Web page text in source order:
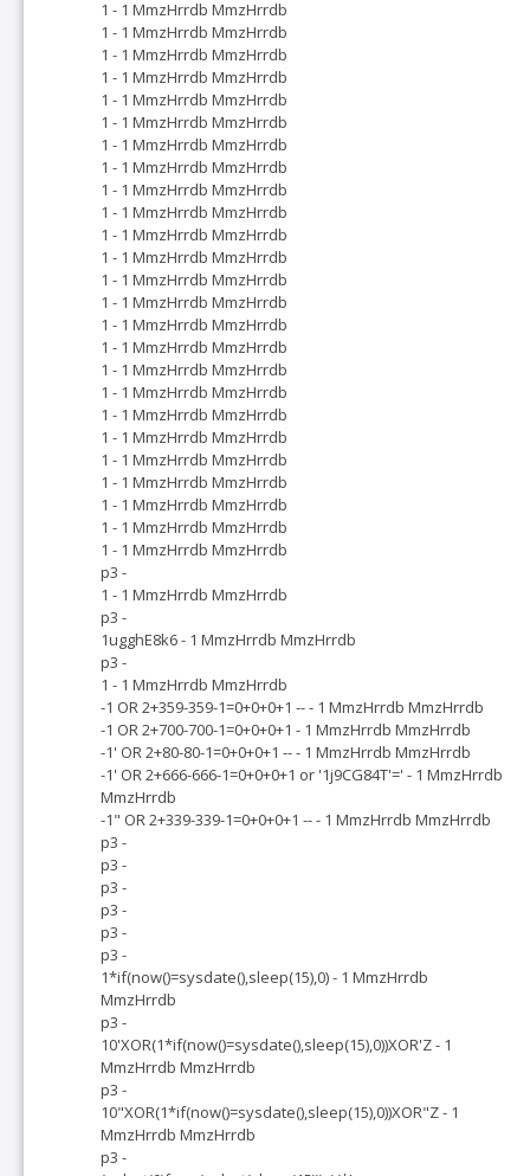
1 - 1 MmzHrrdb MmzHrrdb
1 - 1 MmzHrrdb MmzHrrdb
1 - 1 MmzHrrdb MmzHrrdb
1 - 1 MmzHrrdb MmzHrrdb
1 - 1 MmzHrrdb MmzHrrdb
1 - 1 MmzHrrdb MmzHrrdb
1 - 1 MmzHrrdb MmzHrrdb
1 - 1 MmzHrrdb MmzHrrdb
1 - 1 MmzHrrdb MmzHrrdb
1 - 1 MmzHrrdb MmzHrrdb
1 - 1 MmzHrrdb MmzHrrdb
1 - 1 MmzHrrdb MmzHrrdb
1 - 1 MmzHrrdb MmzHrrdb
1 - 1 MmzHrrdb MmzHrrdb
1 - 1 MmzHrrdb MmzHrrdb
1 - 1 MmzHrrdb MmzHrrdb
1 - 1 MmzHrrdb MmzHrrdb
1 - 1 MmzHrrdb MmzHrrdb
1 - 1 MmzHrrdb MmzHrrdb
1 - 1 MmzHrrdb MmzHrrdb
1 - 1 MmzHrrdb MmzHrrdb
1 - 1 MmzHrrdb MmzHrrdb
1 - 1 MmzHrrdb MmzHrrdb
1 - 1 MmzHrrdb MmzHrrdb
1 - 1 MmzHrrdb MmzHrrdb
p3 -
1 - 1 MmzHrrdb MmzHrrdb
p3 -
1ugghE8k6 - 1 MmzHrrdb MmzHrrdb
p3 -
1 - 1 MmzHrrdb MmzHrrdb
-1 OR 2+359-359-1=0+0+0+1 -- - 1 MmzHrrdb MmzHrrdb
-1 OR 2+700-700-1=0+0+0+1 - 1 MmzHrrdb MmzHrrdb
-1' OR 2+80-80-1=0+0+0+1 -- - 1 MmzHrrdb MmzHrrdb
-1' OR 2+666-666-1=0+0+0+1 or '1j9CG84T'=' - 1 MmzHrrdb
MmzHrrdb
-1" OR 2+339-339-1=0+0+0+1 -- - 1 MmzHrrdb MmzHrrdb
p3 -
p3 -
p3 -
p3 -
p3 -
p3 -
1*if(now()=sysdate(),sleep(15),0) - 1 MmzHrrdb
MmzHrrdb
p3 -
10'XOR(1*if(now()=sysdate(),sleep(15),0))XOR'Z - 1
MmzHrrdb MmzHrrdb
p3 -
10"XOR(1*if(now()=sysdate(),sleep(15),0))XOR"Z - 1
MmzHrrdb MmzHrrdb
p3 -